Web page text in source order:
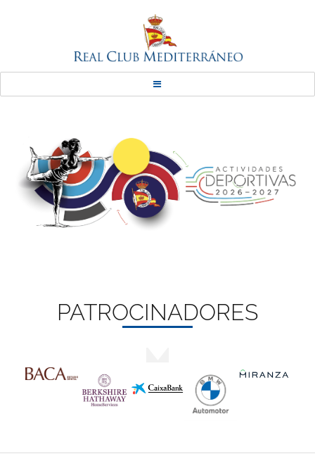
Real Club Mediterráneo
PATROCINADORES